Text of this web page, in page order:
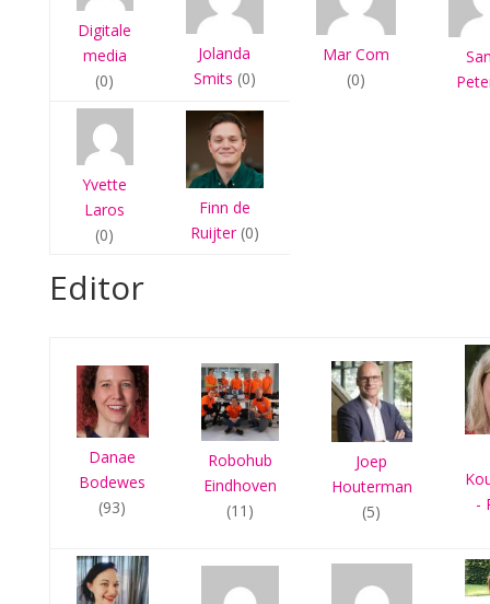
Digitale
media
(0)
Jolanda
Smits (0)
Mar Com
(0)
Yvette
Laros
(0)
Finn de
Ruijter(0)
Editor
Danae
Bodewes
(93)
Robohub
Eindhoven
(11)
Joep
Houterman
(5)
-